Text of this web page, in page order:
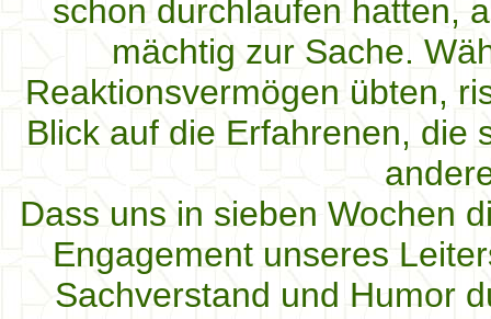
schon durchlaufen hatten,
mächtig zur Sache.
Reaktionsvermögen übten,
Blick auf die Erfahrenen, die
Dass uns in sieben Wochen
Engagement unseres
Sachverstand und Humor